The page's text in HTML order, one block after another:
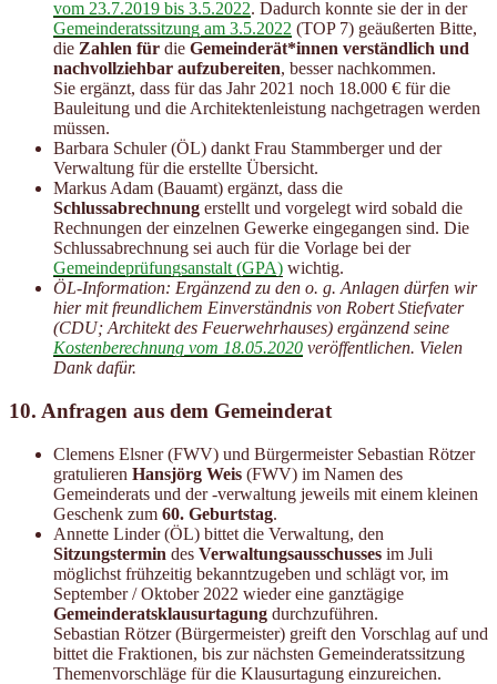
vom 23.7.2019 bis 3.5.2022. Dadurch konnte sie der in der
Gemeinderatssitzung am 3.5.2022 (TOP 7) geäußerten Bitte,
die Zahlen für die Gemeinderät*innen verständlich und
nachvollziehbar aufzubereiten, besser nachkommen.
Sie ergänzt, dass für das Jahr 2021 noch 18.000 € für die
Bauleitung und die Architektenleistung nachgetragen werden
müssen.
Barbara Schuler (ÖL) dankt Frau Stammberger und der
Verwaltung für die erstellte Übersicht.
Markus Adam (Bauamt) ergänzt, dass die
Schlussabrechnung erstellt und vorgelegt wird sobald die
Rechnungen der einzelnen Gewerke eingegangen sind. Die
Schlussabrechnung sei auch für die Vorlage bei der
Gemeindeprüfungsanstalt (GPA) wichtig.
ÖL-Information: Ergänzend zu den o. g. Anlagen dürfen wir
hier mit freundlichem Einverständnis von Robert Stiefvater
(CDU; Architekt des Feuerwehrhauses) ergänzend seine
Kostenberechnung vom 18.05.2020 veröffentlichen. Vielen
Dank dafür.
10. Anfragen aus dem Gemeinderat
Clemens Elsner (FWV) und Bürgermeister Sebastian Rötzer
gratulieren Hansjörg Weis (FWV) im Namen des
Gemeinderats und der -verwaltung jeweils mit einem kleinen
Geschenk zum 60. Geburtstag.
Annette Linder (ÖL) bittet die Verwaltung, den
Sitzungstermin des Verwaltungsausschusses im Juli
möglichst frühzeitig bekanntzugeben und schlägt vor, im
September / Oktober 2022 wieder eine ganztägige
Gemeinderatsklausurtagung durchzuführen.
Sebastian Rötzer (Bürgermeister) greift den Vorschlag auf und
bittet die Fraktionen, bis zur nächsten Gemeinderatssitzung
Themenvorschläge für die Klausurtagung einzureichen.